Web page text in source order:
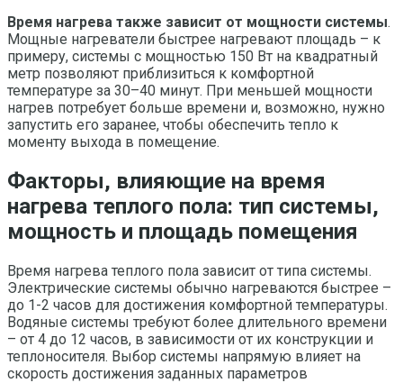
Время нагрева также зависит от мощности системы.
Мощные нагреватели быстрее нагревают площадь – к
примеру, системы с мощностью 150 Вт на квадратный
метр позволяют приблизиться к комфортной
температуре за 30–40 минут. При меньшей мощности
нагрев потребует больше времени и, возможно, нужно
запустить его заранее, чтобы обеспечить тепло к
моменту выхода в помещение.
Факторы, влияющие на время
нагрева теплого пола: тип системы,
мощность и площадь помещения
Время нагрева теплого пола зависит от типа системы.
Электрические системы обычно нагреваются быстрее –
до 1-2 часов для достижения комфортной температуры.
Водяные системы требуют более длительного времени
– от 4 до 12 часов, в зависимости от их конструкции и
теплоносителя. Выбор системы напрямую влияет на
скорость достижения заданных параметров